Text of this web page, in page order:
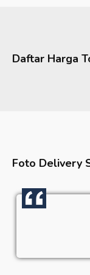
Daftar Harga
Foto Delivery